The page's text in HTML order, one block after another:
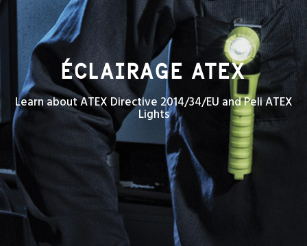
ÉCLAIRAGE ATEX
Learn about ATEX Directive 2014/34/EU and Peli ATEX
Lights